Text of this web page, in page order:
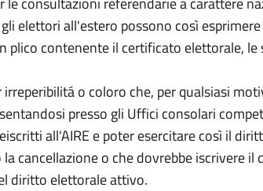
elettori all'estero possono così
contenente il certificato elettorale,
o coloro che, per qualsiasi
presso gli Uffici consolari
all'AIRE e poter esercitare così il
cancellazione o che dovrebbe iscrivere
diritto elettorale attivo.